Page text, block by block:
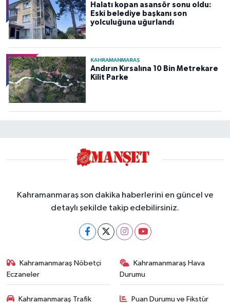
Halatı kopan asansör sonu oldu:
Eski belediye başkanı son
yolculuğuna uğurlandı
KAHRAMANMARAŞ
Andırın Kırsalına 10 Bin Metrekare
Kilit Parke
Kahramanmaraş son dakika haberlerini en güncel ve
detaylı şekilde takip edebilirsiniz.
Kahramanmaraş Nöbetçi
Eczaneler
Kahramanmaraş Hava
Durumu
Kahramanmaraş Trafik
Puan Durumu ve Fikstür